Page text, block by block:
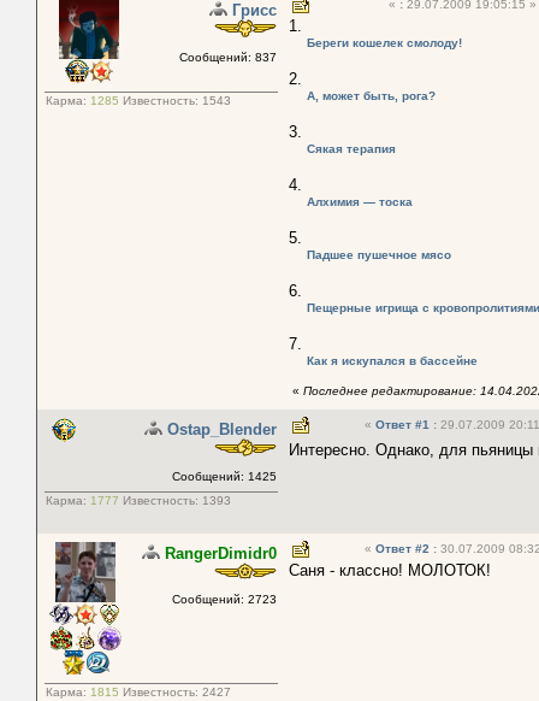
Грисс
Сообщений: 837
Карма: 1285 Известность: 1543
« : 29.07.2009 19:05:15 »
1.
Береги кошелек смолоду!
2.
А, может быть, рога?
3.
Сякая терапия
4.
Алхимия — тоска
5.
Падшее пушечное мясо
6.
Пещерные игрища с кровопролитиями
7.
Как я искупался в бассейне
« Последнее редактирование:
Ostap_Blender
Сообщений: 1425
Карма: 1777 Известность: 1393
« Ответ #1 : 29.07.2009
Интересно. Однако, для
RangerDimidr0
Сообщений: 2723
Карма: 1815 Известность: 2427
« Ответ #2 : 30.07.2009
Саня - классно! МОЛОТОК!